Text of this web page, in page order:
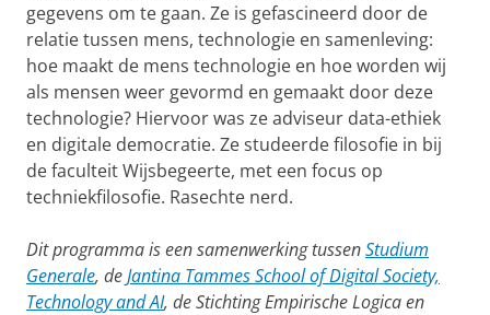
gegevens om te gaan. Ze is gefascineerd door de
relatie tussen mens, technologie en samenleving:
hoe maakt de mens technologie en hoe worden wij
als mensen weer gevormd en gemaakt door deze
technologie? Hiervoor was ze adviseur data-ethiek
en digitale democratie. Ze studeerde filosofie in bij
de faculteit Wijsbegeerte, met een focus op
techniekfilosofie. Rasechte nerd.
Dit programma is een samenwerking tussenStudium
Generale, deJantina Tammes School of Digital Society,
Technology and AI, de Stichting Empirische Logica en